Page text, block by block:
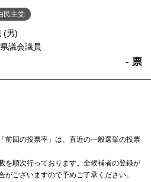
民主党
(男)
議会議員
- 票
前回の投票率」は、直近の一般選挙の投票
を順次行っております。全候補者の登録が
ございますので予めご了承ください。